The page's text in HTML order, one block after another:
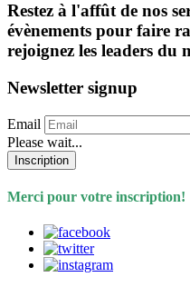
Restez à l'affût de nos
évènements pour faire
rejoignez les leaders du
Newsletter signup
Email
Please wait...
Inscription
Merci pour votre inscription!